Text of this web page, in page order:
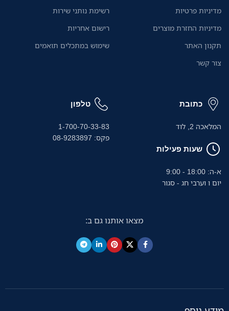
מדיניות פרטיות
מדיניות החזרת מוצרים
תקנון האתר
צור קשר
רשימת נותני שירות
רישום אחריות
שימוש במתכלים תואמים
כתובת
המלאכה 2, לוד
שעות פעילות
א-ה: 18:00 - 9:00
יום ו וערבי חג - סגור
טלפון
1-700-70-33-83
פקס: 08-9283897
מצאו אותנו גם ב: